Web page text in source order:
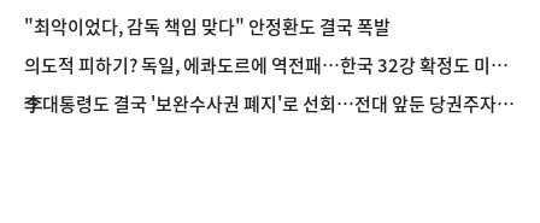
"최악이었다, 감독 책임 맞다" 안정환도 결국 폭발
의도적 피하기? 독일, 에콰도르에 역전패…한국 32강 확정도 미뤄
졌다
李대통령도 결국 '보완수사권 폐지'로 선회…전대 앞둔 당권주자